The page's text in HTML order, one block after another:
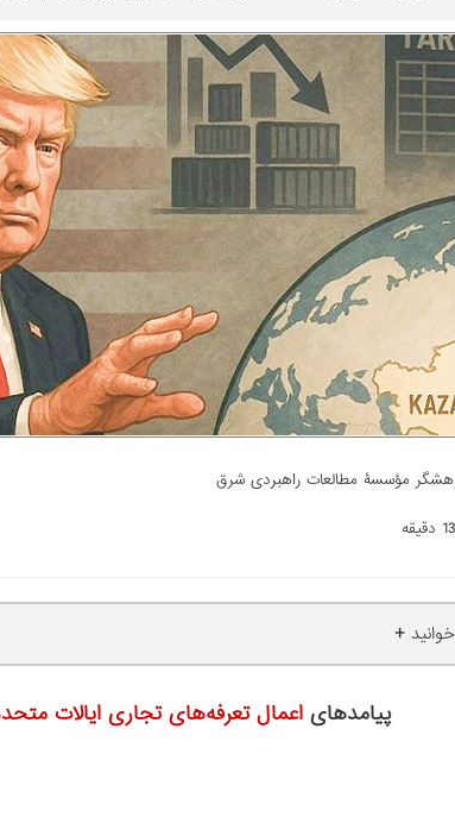
مؤسسۀ مطالعات راهبردی شرق
+
پیامدهایاعمال تعرفه‌های تجاری ایالات